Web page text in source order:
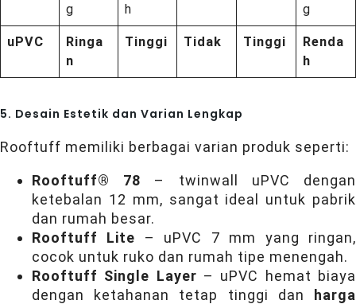
g
h
g
uPVC
Ringa
n
Tinggi Tidak Tinggi
Renda
h
5. Desain Estetik dan Varian Lengkap
Rooftuff memiliki berbagai varian produk seperti:
Rooftuff® 78 – twinwall uPVC dengan
ketebalan 12 mm, sangat ideal untuk pabrik
dan rumah besar.
Rooftuff Lite – uPVC 7 mm yang ringan,
cocok untuk ruko dan rumah tipe menengah.
Rooftuff Single Layer – uPVC hemat biaya
dengan ketahanan tetap tinggi dan harga